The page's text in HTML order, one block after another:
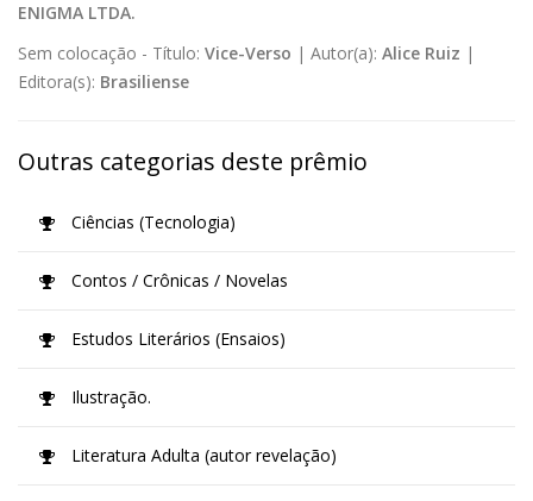
ENIGMA LTDA.
Sem colocação - Título: Vice-Verso | Autor(a): Alice Ruiz |
Editora(s): Brasiliense
Outras categorias deste prêmio
Ciências (Tecnologia)
Contos / Crônicas / Novelas
Estudos Literários (Ensaios)
Ilustração.
Literatura Adulta (autor revelação)